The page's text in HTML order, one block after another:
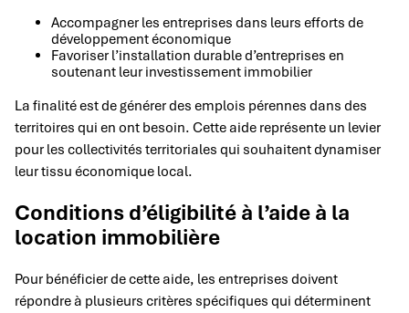
Accompagner les entreprises dans leurs efforts de
développement économique
Favoriser l’installation durable d’entreprises en
soutenant leur investissement immobilier
La finalité est de générer des emplois pérennes dans des
territoires qui en ont besoin. Cette aide représente un levier
pour les collectivités territoriales qui souhaitent dynamiser
leur tissu économique local.
Conditions d’éligibilité à l’aide à la
location immobilière
Pour bénéficier de cette aide, les entreprises doivent
répondre à plusieurs critères spécifiques qui déterminent